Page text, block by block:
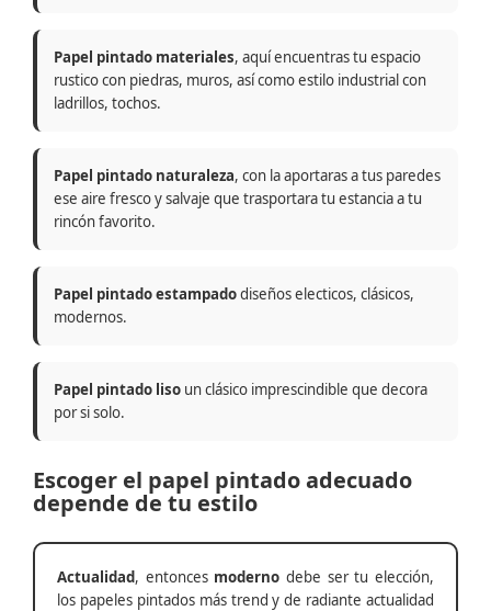
Papel pintado materiales, aquí encuentras tu espacio
rustico con piedras, muros, así como estilo industrial con
ladrillos, tochos.
Papel pintado naturaleza, con la aportaras a tus paredes
ese aire fresco y salvaje que trasportara tu estancia a tu
rincón favorito.
Papel pintado estampadodiseños electicos, clásicos,
modernos.
Papel pintado liso un clásico imprescindible que decora
por si solo.
Escoger el papel pintado adecuado
depende de tu estilo
Actualidad, entonces moderno debe ser tu elección,
los papeles pintados más trend y de radiante actualidad